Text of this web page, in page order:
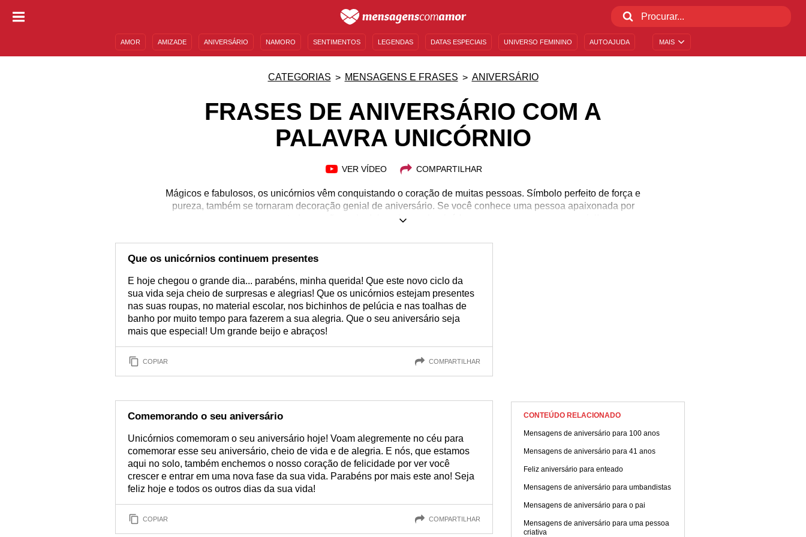
MAIS
AMOR AMIZADE ANIVERSÁRIO NAMORO SENTIMENTOS LEGENDAS DATAS ESPECIAIS UNIVERSO FEMININO AUTOAJUDA
CATEGORIAS MENSAGENS E FRASES ANIVERSÁRIO
FRASES DE ANIVERSÁRIO COM A
PALAVRA UNICÓRNIO
VER VÍDEO COMPARTILHAR
Mágicos e fabulosos, os unicórnios vêm conquistando o coração de muitas pessoas. Símbolo perfeito de força e
pureza, também se tornaram decoração genial de aniversário. Se você conhece uma pessoa apaixonada por
esses seres encantadores, não pode deixar de parabenizá-la com uma mensagem especial!
Que os unicórnios continuem presentes
E hoje chegou o grande dia... parabéns, minha querida! Que este novo ciclo da
sua vida seja cheio de surpresas e alegrias! Que os unicórnios estejam presentes
nas suas roupas, no material escolar, nos bichinhos de pelúcia e nas toalhas de
banho por muito tempo para fazerem a sua alegria. Que o seu aniversário seja
mais que especial! Um grande beijo e abraços!
COPIAR COMPARTILHAR
Comemorando o seu aniversário
Unicórnios comemoram o seu aniversário hoje! Voam alegremente no céu para
comemorar esse seu aniversário, cheio de vida e de alegria. E nós, que estamos
aqui no solo, também enchemos o nosso coração de felicidade por ver você
crescer e entrar em uma nova fase da sua vida. Parabéns por mais este ano! Seja
feliz hoje e todos os outros dias da sua vida!
COPIAR COMPARTILHAR
CONTEÚDO RELACIONADO
Mensagens de aniversário para 100 anos
Mensagens de aniversário para 41 anos
Feliz aniversário para enteado
Mensagens de aniversário para umbandistas
Mensagens de aniversário para o pai
Mensagens de aniversário para uma pessoa
criativa